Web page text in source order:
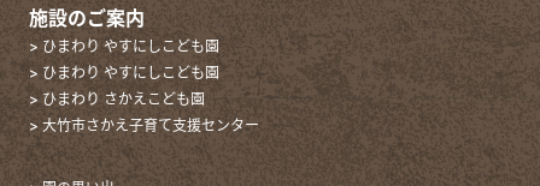
施設のご案内
> ひまわり やすにしこども園
> ひまわり やすにしこども園
> ひまわり さかえこども園
> 大竹市さかえ子育て支援センター